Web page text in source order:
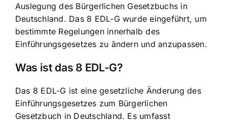
Auslegung des Bürgerlichen Gesetzbuchs in
Deutschland. Das 8 EDL-G wurde eingeführt, um
bestimmte Regelungen innerhalb des
Einführungsgesetzes zu ändern und anzupassen.
Was ist das 8 EDL-G?
Das 8 EDL-G ist eine gesetzliche Änderung des
Einführungsgesetzes zum Bürgerlichen
Gesetzbuch in Deutschland. Es umfasst